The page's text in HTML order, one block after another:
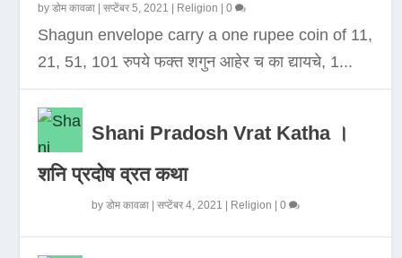
byडोम कावळा |सप्टेंबर 5, 2021 Religion |0
Shagun envelope carry a one rupee coin of 11,
21, 51, 101 रुपये फक्त शगुन आहेर च का द्यायचे, 1...
Shani Pradosh Vrat Katha ।
शनि प्रदोष व्रत कथा
byडोम कावळा |सप्टेंबर 4, 2021 Religion |0